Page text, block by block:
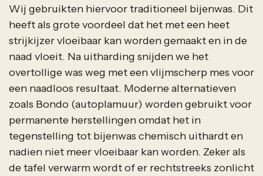
Wij gebruikten hiervoor traditioneel bijenwas. Dit
heeft als grote voordeel dat het met een heet
strijkijzer vloeibaar kan worden gemaakt en in de
naad vloeit. Na uitharding snijden we het
overtollige was weg met een vlijmscherp mes voor
een naadloos resultaat. Moderne alternatieven
zoals Bondo (autoplamuur) worden gebruikt voor
permanente herstellingen omdat het in
tegenstelling tot bijenwas chemisch uithardt en
nadien niet meer vloeibaar kan worden. Zeker als
de tafel verwarm wordt of er rechtstreeks zonlicht